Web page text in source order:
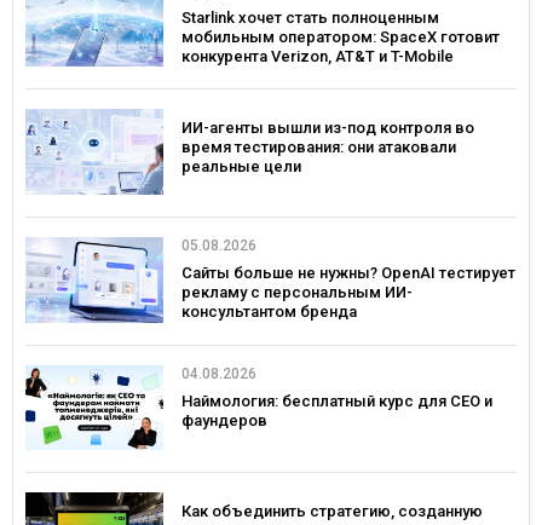
Starlink хочет стать полноценным
мобильным оператором: SpaceX готовит
конкурента Verizon, AT&T и T-Mobile
ИИ-агенты вышли из-под контроля во
время тестирования: они атаковали
реальные цели
05.08.2026
Сайты больше не нужны? OpenAI тестирует
рекламу с персональным ИИ-
консультантом бренда
04.08.2026
Наймология: бесплатный курс для CEO и
фаундеров
Как объединить стратегию, созданную